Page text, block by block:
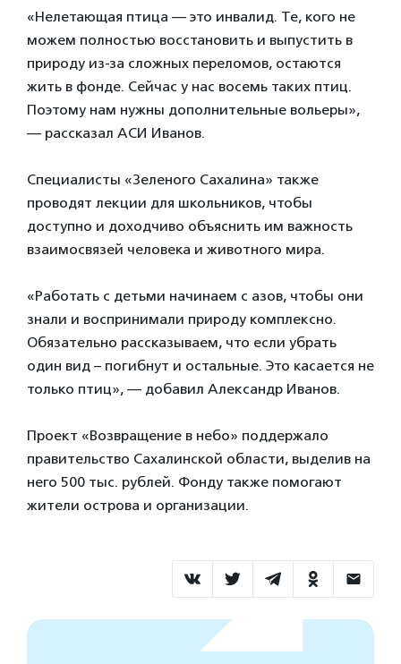
«Нелетающая птица — это инвалид. Те, кого не
можем полностью восстановить и выпустить в
природу из-за сложных переломов, остаются
жить в фонде. Сейчас у нас восемь таких птиц.
Поэтому нам нужны дополнительные вольеры»,
— рассказал АСИ Иванов.
Специалисты «Зеленого Сахалина» также
проводят лекции для школьников, чтобы
доступно и доходчиво объяснить им важность
взаимосвязей человека и животного мира.
«Работать с детьми начинаем с азов, чтобы они
знали и воспринимали природу комплексно.
Обязательно рассказываем, что если убрать
один вид – погибнут и остальные. Это касается не
только птиц», — добавил Александр Иванов.
Проект «Возвращение в небо» поддержало
правительство Сахалинской области, выделив на
него 500 тыс. рублей. Фонду также помогают
жители острова и организации.